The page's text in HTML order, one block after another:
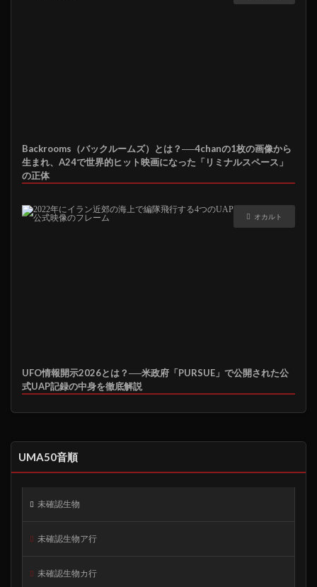
Backrooms（バックルームズ）とは？──4chanの1枚の画像から
生まれ、A24で世界的ヒット映画になった「リミナルスペース」
の正体
オカルト
UFO情報開示2026とは？──米政府「PURSUE」で公開された公
式UAP記録の中身を徹底解説
UMA50音順
未確認生物
未確認生物ア行
未確認生物カ行